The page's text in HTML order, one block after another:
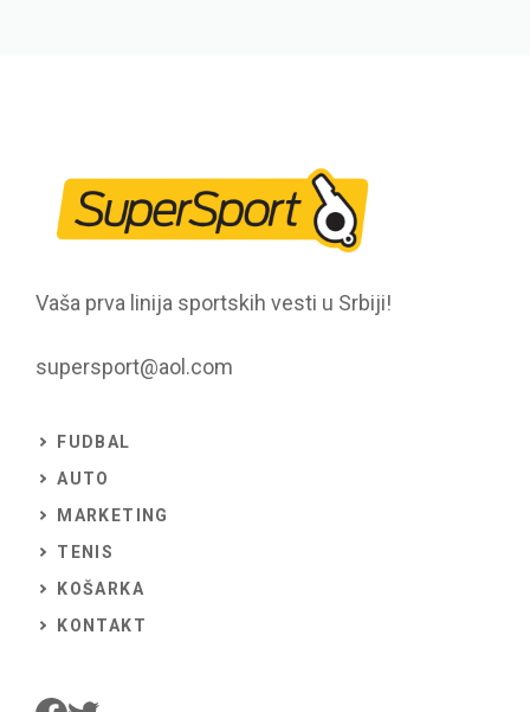
Vaša prva linija sportskih vesti u Srbiji!
supersport@aol.com
FUDBAL
AUTO
MARKETING
TENIS
KOŠARKA
KONTAKT